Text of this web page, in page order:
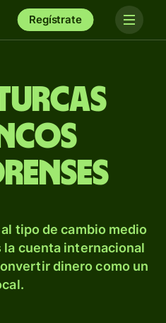
Regístrate
tipo de cambio medio
la cuenta internacional
dinero como un